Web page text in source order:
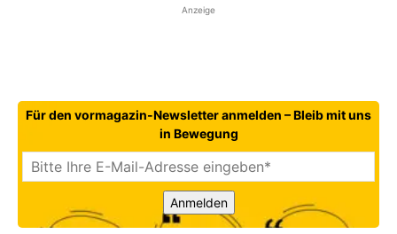
Anzeige
Für den vormagazin-Newsletter anmelden – Bleib mit uns
in Bewegung
Anmelden